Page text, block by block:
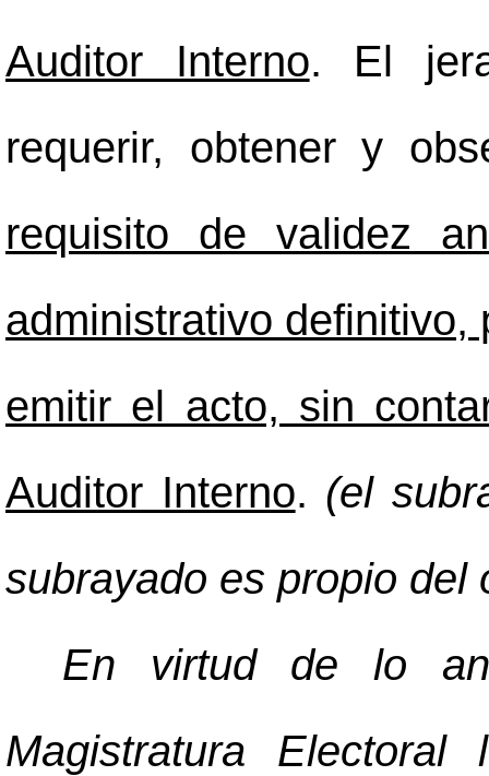
Auditor Interno. El
requerir, obtener y
requisito de validez
administrativo definitivo,
emitir el acto, sin
Auditor Interno. (el
subrayado es propio del
En virtud de lo
Magistratura